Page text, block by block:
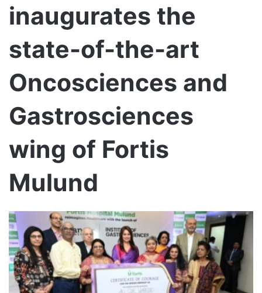
inaugurates the
state-of-the-art
Oncosciences and
Gastrosciences
wing of Fortis
Mulund